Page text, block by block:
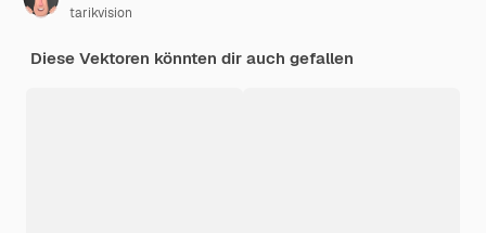
tarikvision
Diese Vektoren könnten dir auch gefallen